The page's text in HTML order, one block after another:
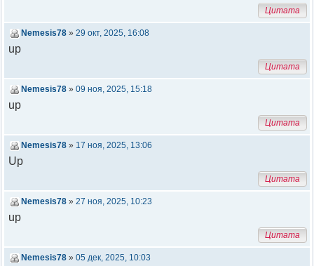
Цитата
Nemesis78 » 29 окт, 2025, 16:08
up
Цитата
Nemesis78 » 09 ноя, 2025, 15:18
up
Цитата
Nemesis78 » 17 ноя, 2025, 13:06
Up
Цитата
Nemesis78 » 27 ноя, 2025, 10:23
up
Цитата
Nemesis78 » 05 дек, 2025, 10:03